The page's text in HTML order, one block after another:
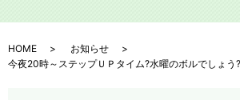
HOME
お知らせ
今夜20時～ステップＵＰタイム?水曜のボルでしょう?